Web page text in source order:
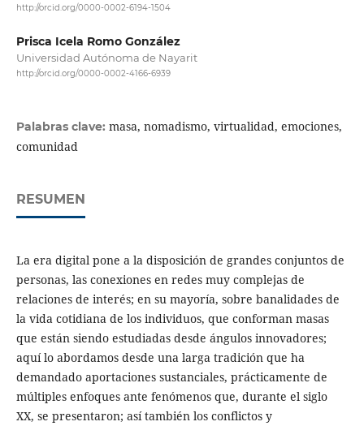
http://orcid.org/0000-0002-6194-1504
Prisca Icela Romo González
Universidad Autónoma de Nayarit
http://orcid.org/0000-0002-4166-6939
Palabras clave: masa, nomadismo, virtualidad, emociones,
comunidad
RESUMEN
La era digital pone a la disposición de grandes conjuntos de
personas, las conexiones en redes muy complejas de
relaciones de interés; en su mayoría, sobre banalidades de
la vida cotidiana de los individuos, que conforman masas
que están siendo estudiadas desde ángulos innovadores;
aquí lo abordamos desde una larga tradición que ha
demandado aportaciones sustanciales, prácticamente de
múltiples enfoques ante fenómenos que, durante el siglo
XX, se presentaron; así también los conflictos y